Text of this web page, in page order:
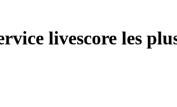
livescore les